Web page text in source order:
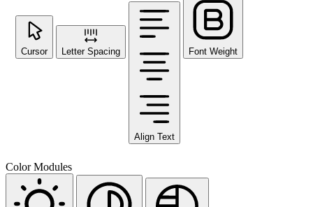
Cursor Letter Spacing
Align Text
Font Weight
Color Modules